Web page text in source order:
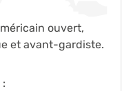
ouvert,
et avant-gardiste.